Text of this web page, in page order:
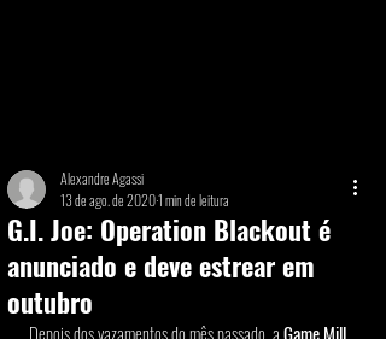
G.I. Joe: Operation Blackout é
anunciado e deve estrear em
outubro
Alexandre Agassi
13 de ago. de 20201 min de leitura
Depois dos vazamentos do mês passado, a Game Mill